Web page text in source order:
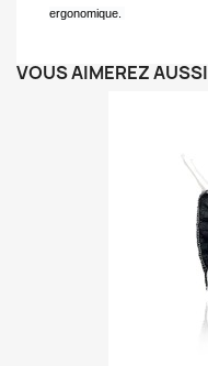
ergonomique.
VOUS AIMEREZ AUSSI